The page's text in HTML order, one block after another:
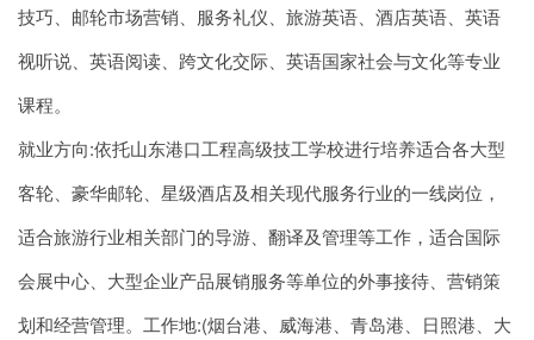
技巧、邮轮市场营销、服务礼仪、旅游英语、酒店英语、英语
视听说、英语阅读、跨文化交际、英语国家社会与文化等专业
课程。
就业方向:依托山东港口工程高级技工学校进行培养适合各大型
客轮、豪华邮轮、星级酒店及相关现代服务行业的一线岗位，
适合旅游行业相关部门的导游、翻译及管理等工作，适合国际
会展中心、大型企业产品展销服务等单位的外事接待、营销策
划和经营管理。工作地:(烟台港、威海港、青岛港、日照港、大